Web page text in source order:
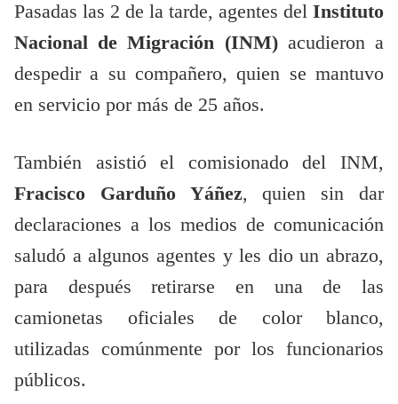
Pasadas las 2 de la tarde, agentes del Instituto
Nacional de Migración (INM) acudieron a
despedir a su compañero, quien se mantuvo
en servicio por más de 25 años.
También asistió el comisionado del INM,
Fracisco Garduño Yáñez, quien sin dar
declaraciones a los medios de comunicación
saludó a algunos agentes y les dio un abrazo,
para después retirarse en una de las
camionetas oficiales de color blanco,
utilizadas comúnmente por los funcionarios
públicos.